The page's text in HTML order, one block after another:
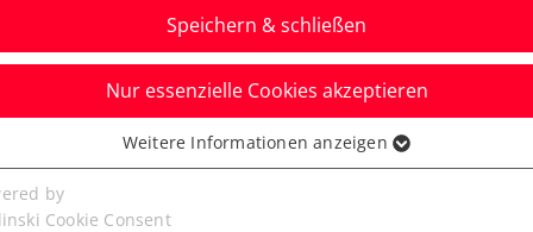
Download-Center
Speichern & schließen
Nur essenzielle Cookies akzeptieren
Cookies werden für grundlegende Funktionen der
benötigt. Dadurch ist gewährleistet, dass die Webseite
Weitere Informationen anzeigen
by
Cookie Consent